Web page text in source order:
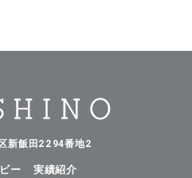
新飯田2294番地2
ー
実績紹介